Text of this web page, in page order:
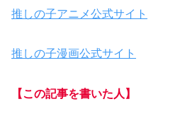
推しの子アニメ公式サイト
推しの子漫画公式サイト
【この記事を書いた人】